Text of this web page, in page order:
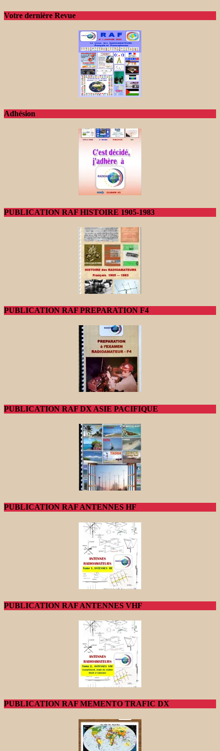
Votre dernière Revue
Adhésion
PUBLICATION RAF HISTOIRE 1905-1983
PUBLICATION RAF PREPARATION F4
PUBLICATION RAF DX ASIE PACIFIQUE
PUBLICATION RAF ANTENNES HF
PUBLICATION RAF ANTENNES VHF
PUBLICATION RAF MEMENTO TRAFIC DX